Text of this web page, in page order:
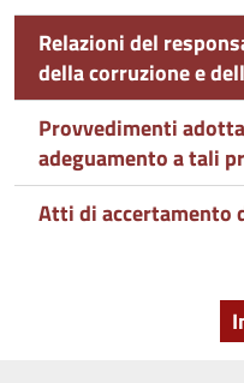
Relazioni del
della corruzione e
Provvedimenti
adeguamento a tali
Atti di accertamento